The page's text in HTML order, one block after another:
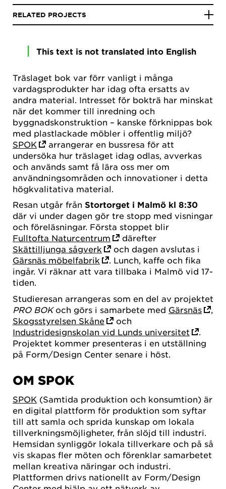
This text is not translated into English
Träslaget bok var förr vanligt i många
vardagsprodukter har idag ofta ersatts av
andra material. Intresset för bokträ har minskat
när det kommer till inredning och
byggnadskonstruktion – kanske förknippas bok
med plastlackade möbler i offentlig miljö?
SPOK
arrangerar en bussresa för att
undersöka hur träslaget idag odlas, avverkas
och används samt få lära oss mer om
användningsområden och innovationer i detta
högkvalitativa material.
Resan utgår från Stortorget i Malmö kl 8:30
där vi under dagen gör tre stopp med visningar
och föreläsningar. Första stoppet blir
Fulltofta Naturcentrum
därefter
Skättilljunga sågverk
och dagen avslutas i
Gärsnäs möbelfabrik
. Lunch, kaffe och fika
ingår. Vi räknar att vara tillbaka i Malmö vid 17-
tiden.
Studieresan arrangeras som en del av projektet
PRO BOKoch görs i samarbete med Gärsnäs
Skogsstyrelsen Skåne
och
Industridesignskolan vid Lunds universitet
Projektet kommer presenteras i en utställning
på Form/Design Center senare i höst.
OM SPOK
SPOK (Samtida produktion och konsumtion) är
en digital plattform för produktion som syftar
till att samla och sprida kunskap om lokala
tillverkningsmöjligheter, från slöjd till industri.
Hemsidan synliggör lokala tillverkare och på så
vis skapas fler möten och förenklar samarbetet
mellan kreativa näringar och industri.
Plattformen drivs nationellt av Form/Design
RELATED PROJECTS